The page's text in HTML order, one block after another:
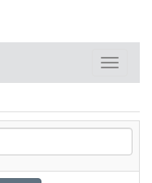
Toggle